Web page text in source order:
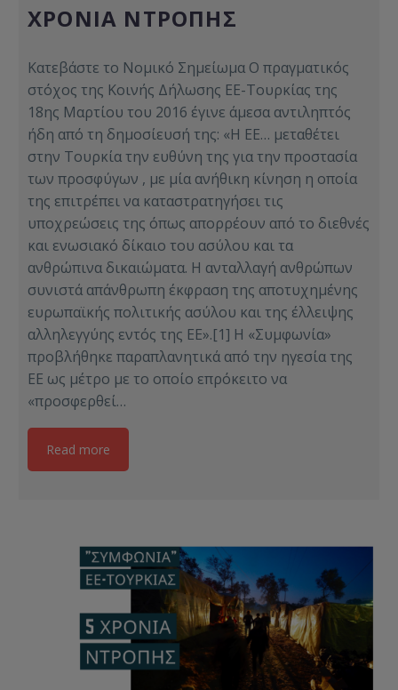
ΧΡΌΝΙΑ ΝΤΡΟΠΉΣ
Κατεβάστε το Νομικό Σημείωμα Ο πραγματικός
στόχος της Κοινής Δήλωσης ΕΕ-Τουρκίας της
18ης Μαρτίου του 2016 έγινε άμεσα αντιληπτός
ήδη από τη δημοσίευσή της: «Η ΕΕ… μεταθέτει
στην Τουρκία την ευθύνη της για την προστασία
των προσφύγων , με μία ανήθικη κίνηση η οποία
της επιτρέπει να καταστρατηγήσει τις
υποχρεώσεις της όπως απορρέουν από το διεθνές
και ενωσιακό δίκαιο του ασύλου και τα
ανθρώπινα δικαιώματα. Η ανταλλαγή ανθρώπων
συνιστά απάνθρωπη έκφραση της αποτυχημένης
ευρωπαϊκής πολιτικής ασύλου και της έλλειψης
αλληλεγγύης εντός της ΕΕ».[1] Η «Συμφωνία»
προβλήθηκε παραπλανητικά από την ηγεσία της
ΕΕ ως μέτρο με το οποίο επρόκειτο να
«προσφερθεί…
Read more